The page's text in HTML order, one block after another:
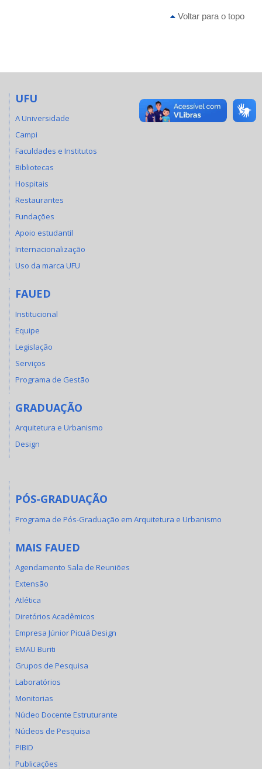
Voltar para o topo
UFU
A Universidade
Campi
Faculdades e Institutos
Bibliotecas
Hospitais
Restaurantes
Fundações
Apoio estudantil
Internacionalização
Uso da marca UFU
FAUED
Institucional
Equipe
Legislação
Serviços
Programa de Gestão
GRADUAÇÃO
Arquitetura e Urbanismo
Design
PÓS-GRADUAÇÃO
Programa de Pós-Graduação em Arquitetura e Urbanismo
MAIS FAUED
Agendamento Sala de Reuniões
Extensão
Atlética
Diretórios Acadêmicos
Empresa Júnior Picuá Design
EMAU Buriti
Grupos de Pesquisa
Laboratórios
Monitorias
Núcleo Docente Estruturante
Núcleos de Pesquisa
PIBID
Publicações